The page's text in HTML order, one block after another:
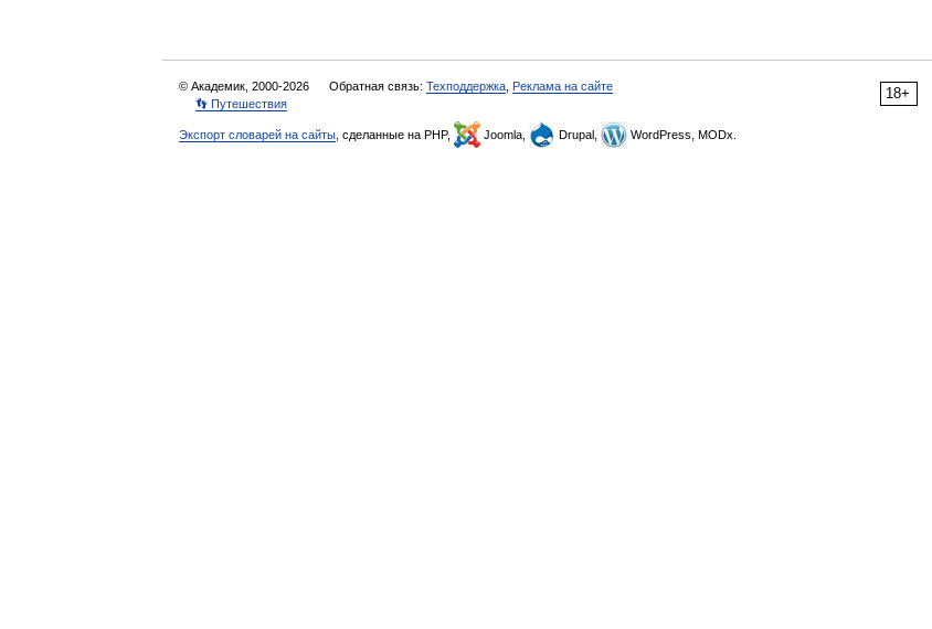
18+
© Академик, 2000-2026 Обратная связь: Техподдержка Реклама на сайте
👣 Путешествия
Экспорт словарей на сайты , сделанные на PHP, Joomla, Drupal, WordPress, MODx.